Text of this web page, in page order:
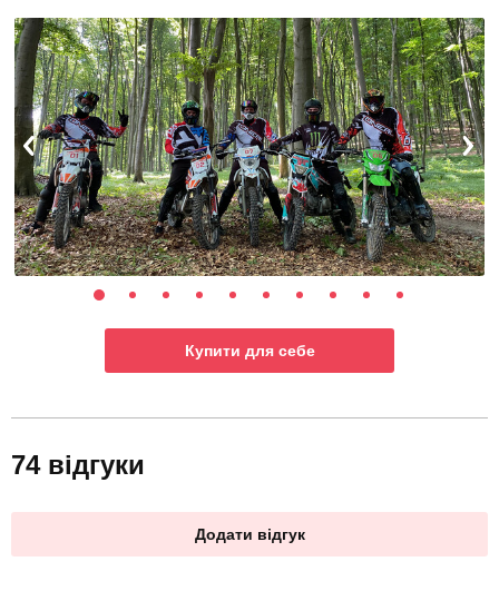
Купити для себе
74 відгуки
Додати відгук